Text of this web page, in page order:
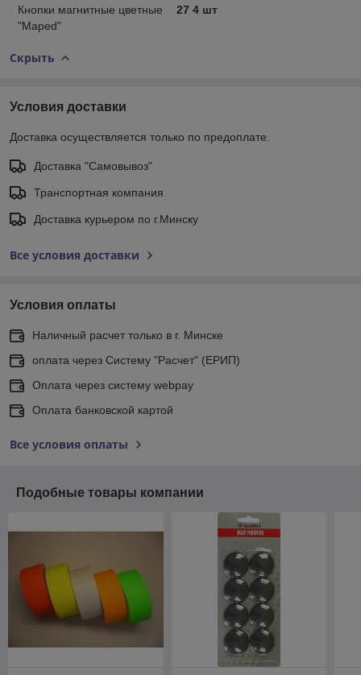
Кнопки магнитные цветные
"Maped"
27 4 шт
Скрыть
Условия доставки
Доставка осуществляется только по предоплате.
Доставка "Самовывоз"
Транспортная компания
Доставка курьером по г.Минску
Все условия доставки
Условия оплаты
Наличный расчет только в г. Минске
оплата через Систему "Расчет" (ЕРИП)
Оплата через систему webpay
Оплата банковской картой
Все условия оплаты
Подобные товары компании